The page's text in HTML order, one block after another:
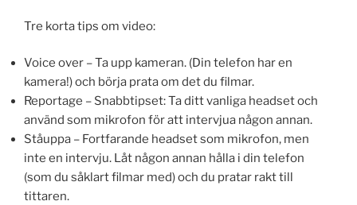
Tre korta tips om video:
Voice over – Ta upp kameran. (Din telefon har en
kamera!) och börja prata om det du filmar.
Reportage – Snabbtipset: Ta ditt vanliga headset och
använd som mikrofon för att intervjua någon annan.
Ståuppa – Fortfarande headset som mikrofon, men
inte en intervju. Låt någon annan hålla i din telefon
(som du såklart filmar med) och du pratar rakt till
tittaren.